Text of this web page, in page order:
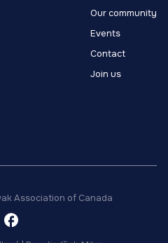
Our community
Events
Contact
Join us
Association of Canada